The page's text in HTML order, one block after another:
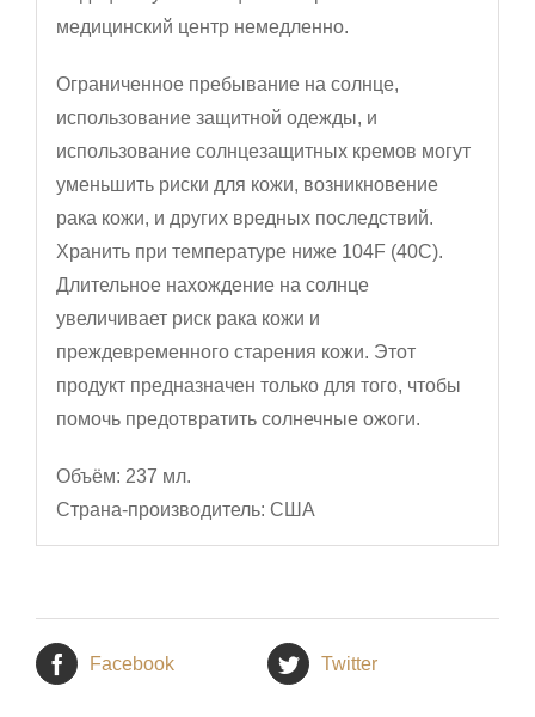
медицинский центр немедленно.
Ограниченное пребывание на солнце,
использование защитной одежды, и
использование солнцезащитных кремов могут
уменьшить риски для кожи, возникновение
рака кожи, и других вредных последствий.
Хранить при температуре ниже 104F (40C).
Длительное нахождение на солнце
увеличивает риск рака кожи и
преждевременного старения кожи. Этот
продукт предназначен только для того, чтобы
помочь предотвратить солнечные ожоги.
Объём: 237 мл.
Страна-производитель: США
Facebook Twitter